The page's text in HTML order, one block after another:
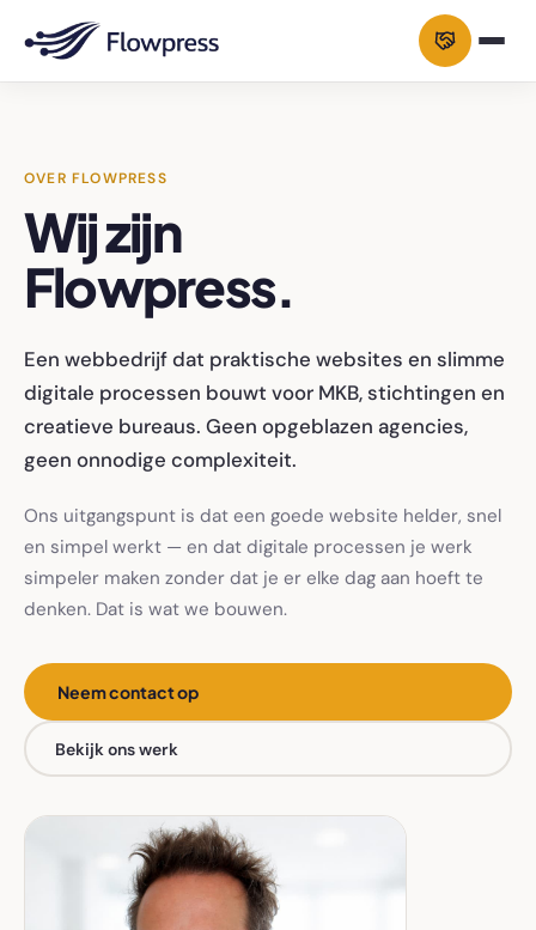
OVER FLOWPRESS
Wij zijn
Flowpress.
Een webbedrijf dat praktische websites en slimme
digitale processen bouwt voor MKB, stichtingen en
creatieve bureaus. Geen opgeblazen agencies,
geen onnodige complexiteit.
Ons uitgangspunt is dat een goede website helder, snel
en simpel werkt — en dat digitale processen je werk
simpeler maken zonder dat je er elke dag aan hoeft te
denken. Dat is wat we bouwen.
Neem contact op
Bekijk ons werk